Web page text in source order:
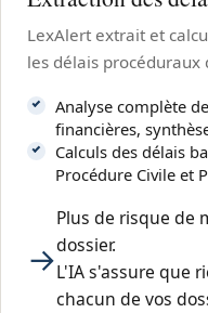
LexAlert extrait et
les délais procéduraux
Analyse complète
financières,
Calculs des délais
Procédure Civile et
→
Plus de risque de
dossier.
L'IA s'assure que
chacun de vos